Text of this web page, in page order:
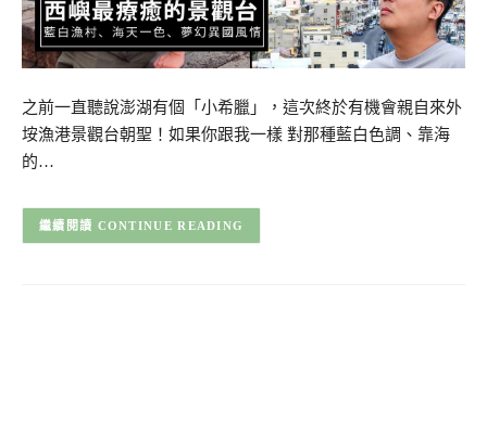
之前一直聽說澎湖有個「小希臘」，這次終於有機會親自來外
垵漁港景觀台朝聖！如果你跟我一樣 對那種藍白色調、靠海
的…
CONTINUE READING